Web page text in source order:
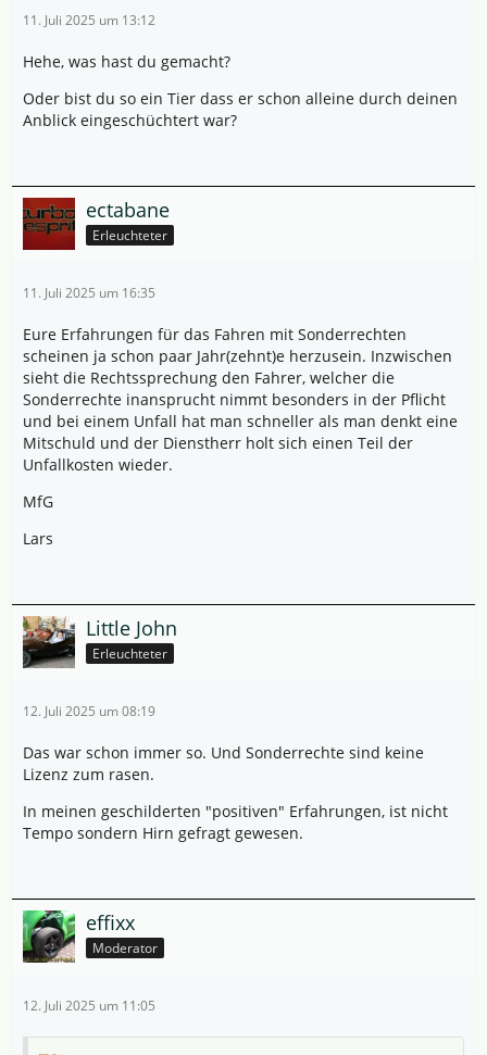
11. Juli 2025 um 13:12
Hehe, was hast du gemacht?
Oder bist du so ein Tier dass er schon alleine durch deinen
Anblick eingeschüchtert war?
ectabane
Erleuchteter
11. Juli 2025 um 16:35
Eure Erfahrungen für das Fahren mit Sonderrechten
scheinen ja schon paar Jahr(zehnt)e herzusein. Inzwischen
sieht die Rechtssprechung den Fahrer, welcher die
Sonderrechte inansprucht nimmt besonders in der Pflicht
und bei einem Unfall hat man schneller als man denkt eine
Mitschuld und der Dienstherr holt sich einen Teil der
Unfallkosten wieder.
MfG
Lars
Little John
Erleuchteter
12. Juli 2025 um 08:19
Das war schon immer so. Und Sonderrechte sind keine
Lizenz zum rasen.
In meinen geschilderten "positiven" Erfahrungen, ist nicht
Tempo sondern Hirn gefragt gewesen.
effixx
Moderator
12. Juli 2025 um 11:05